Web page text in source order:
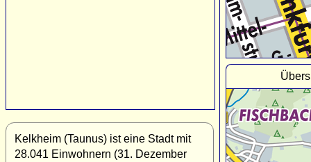
Kelkheim (Taunus) ist eine Stadt mit
28.041 Einwohnern (31. Dezember